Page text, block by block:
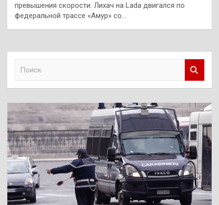
превышения скорости. Лихач на Lada двигался по
федеральной трассе «Амур» со…
к